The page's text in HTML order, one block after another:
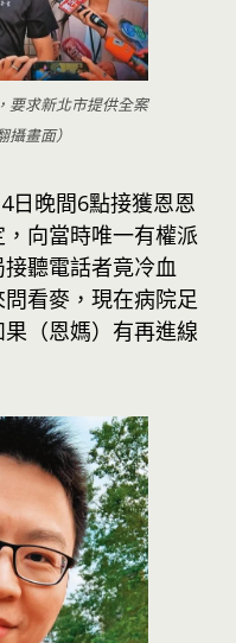
要求新北市提供全案
畫面）
日晚間6點接獲恩恩
向當時唯一有權派
聽電話者竟冷血
看麥，現在病院足
（恩媽）有再進線